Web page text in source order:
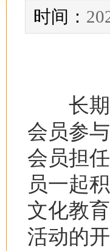
时间：
长期以
会员参
会员担
员一起
文化教
活动的